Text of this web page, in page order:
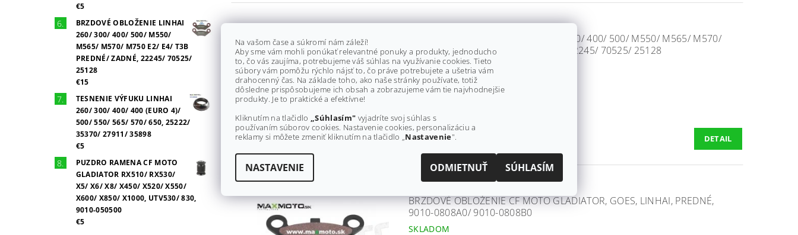
€5
BRZDOVÉ OBLOŽENIE LINHAI
260/ 300/ 400/ 500/ M550/
M565/ M570/ M750 E2/ E4/ T3B
PREDNÉ/ ZADNÉ, 22245/ 70525/
25128
€15
TESNENIE VÝFUKU LINHAI
260/ 300/ 400/ 400 (EURO 4)/
500/ 550/ 565/ 570/ 650, 25222/
35370/ 27911/ 35898
€5
PUZDRO RAMENA CF MOTO
GLADIATOR RX510/ RX530/
X5/ X6/ X8/ X450/ X520/ X550/
X600/ X850/ X1000, UTV530/ 830,
9010-050500
€5
Najpredávanejšie
BRZDOVÉ OBLOŽENIE LINHAI 260/ 300/ 400/ 500/ M550/ M565/ M570/
M750 E2/ E4/ T3B PREDNÉ/ ZADNÉ, 22245/ 70525/ 25128
SKLADOM(>5 ks)
Značka:DELTA BREAKING
od €12,20 bez DPH
DETAIL
BRZDOVÉ OBLOŽENIE CF MOTO GLADIATOR, GOES, LINHAI, PREDNÉ,
9010-0808A0/ 9010-0808B0
SKLADOM
Na vašom čase a súkromí nám záleží!
Aby sme vám mohli ponúkať relevantné ponuky a produkty, jednoducho
to, čo vás zaujíma, potrebujeme váš súhlas na využívanie cookies. Tieto
súbory vám pomôžu rýchlo nájsť to, čo práve potrebujete a ušetria vám
drahocenný čas. Na základe toho, ako naše stránky používate, totiž
dôsledne prispôsobujeme ich obsah a zobrazujeme vám tie najvhodnejšie
produkty. Je to praktické a efektívne!
Kliknutím na tlačidlo „Súhlasím" vyjadríte svoj súhlas s
používaním súborov cookies. Nastavenie cookies, personalizáciu a
reklamy si môžete zmeniť kliknutím na tlačidlo „Nastavenie".
NASTAVENIE ODMIETNUŤ SÚHLASÍM